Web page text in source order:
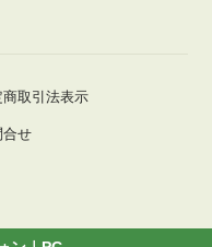
商取引法表示
合せ